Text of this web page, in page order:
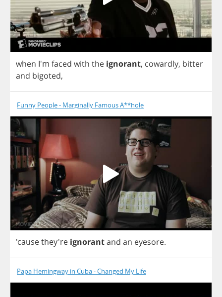
when I'm faced with the ignorant, cowardly, bitter
and bigoted,
Funny People - Marginally Famous A**hole
'cause they're ignorantand an eyesore.
Papa Hemingway in Cuba - Changed My Life